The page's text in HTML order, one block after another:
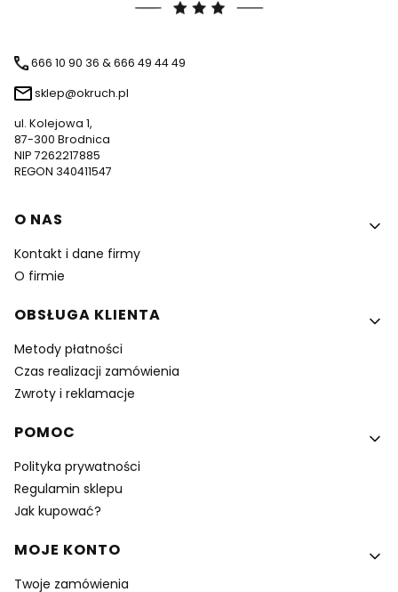
666 10 90 36 & 666 49 44 49
sklep@okruch.pl
ul. Kolejowa 1,
87-300 Brodnica
NIP 7262217885
REGON 340411547
Linki w stopce
O NAS
Kontakt i dane firmy
O firmie
OBSŁUGA KLIENTA
Metody płatności
Czas realizacji zamówienia
Zwroty i reklamacje
POMOC
Polityka prywatności
Regulamin sklepu
Jak kupować?
MOJE KONTO
Twoje zamówienia